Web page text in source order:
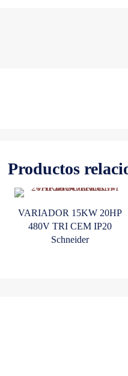
Productos
VARIADOR 15KW 20HP
480V TRI CEM IP20
Schneider